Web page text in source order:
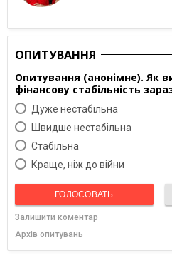
ОПИТУВАННЯ
Опитування (анонімне). Як
фінансову стабільність
Дуже нестабільна
Швидше нестабільна
Cтабільна
Краще, ніж до війни
ГОЛОСОВАТЬ
Залишити коментар
Архів опитувань